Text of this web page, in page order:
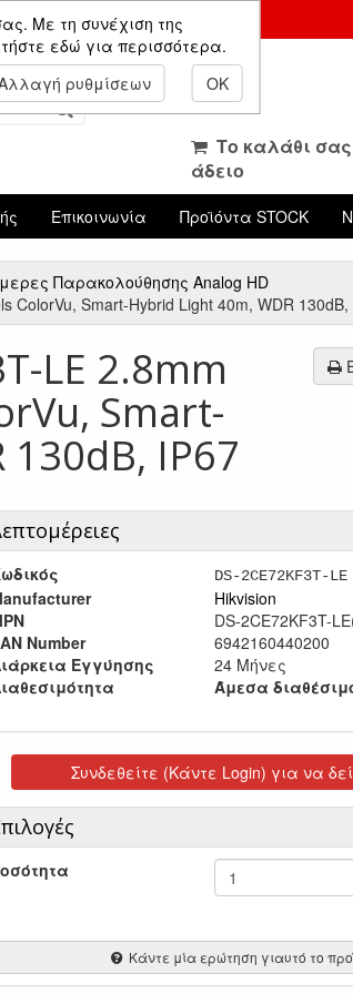
Με τη συνέχιση της
εδώ για περισσότερα.
ρυθμίσεων
OK
Το καλάθι σας
άδειο
Επικοινωνία Προϊόντα STOCK
Παρακολούθησης Analog HD
ColorVu, Smart-Hybrid Light 40m, WDR 130dB,
LE 2.8mm
Smart-
IP67
DS-2CE72KF3T-LE
Hikvision
DS-2CE72KF3T-
Number
6942160440200
Εγγύησης
24 Μήνες
Άμεσα
Συνδεθείτε (Κάντε Login) για να
Κάντε μία ερώτηση γιαυτό το